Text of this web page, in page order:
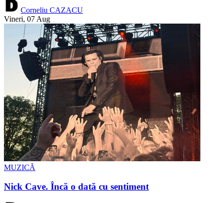
Corneliu CAZACU
Vineri, 07 Aug
MUZICĂ
Nick Cave. Încă o dată cu sentiment